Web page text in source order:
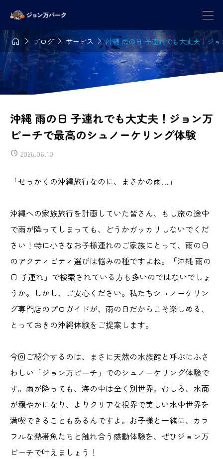
 ブログ サービス 沖縄 雨の日 子連れでも大丈夫！ジ
沖縄 雨の日 子連れでも大丈夫！ジョン万
ビーチで最高のシュノーケリング体験
2026.06.10
「せっかくの沖縄旅行なのに、まさかの雨…」
沖縄への家族旅行を計画していた皆さん、もし旅の途中
で雨が降ってしまっても、どうかガッカリしないでくだ
さい！特に小さなお子様連れのご家族にとって、雨の日
のアクティビティ選びは悩みの種ですよね。「沖縄 雨の
日 子連れ」で検索されている方も多いのではないでしょ
うか。しかし、ご安心ください。私たちシュノーケリン
グ専門店のプロガイドが、雨の日だからこそ楽しめる、
とっておきの沖縄体験をご提案します。
今回ご紹介するのは、まさに天然の水族館と呼ぶにふさ
わしい「ジョン万ビーチ」でのシュノーケリング体験で
す。雨が降っても、海の中は全く別世界。むしろ、水面
が穏やかになり、よりクリアな視界で美しい水中世界を
満喫できることもあるんですよ。お子様と一緒に、カラ
フルな熱帯魚たちと触れ合う感動体験を、ぜひジョン万
ビーチで叶えましょう！